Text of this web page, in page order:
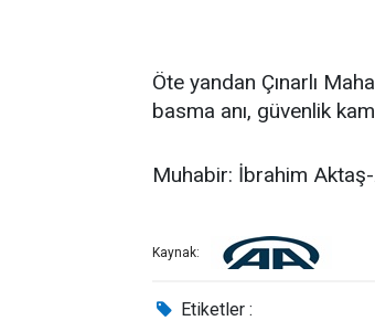
Öte yandan Çınarlı
basma anı, güvenlik
Muhabir: İbrahim
Kaynak:
Etiketler :